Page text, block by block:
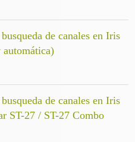
de canales en Iris
de canales en Iris
ST-27 / ST-27 Combo